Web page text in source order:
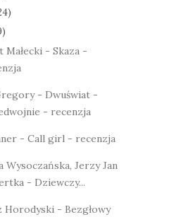
Małecki - Skaza -
- Dwuświat -
- recenzja
- Call girl - recenzja
Wysoczańska, Jerzy Jan
- Dziewczy...
Horodyski - Bezgłowy